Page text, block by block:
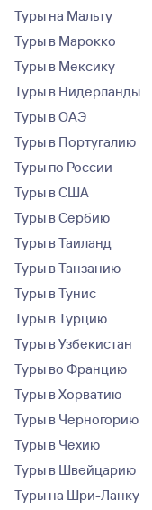
Туры на Мальту
Туры в Марокко
Туры в Мексику
Туры в Нидерланды
Туры в ОАЭ
Туры в Португалию
Туры по России
Туры в США
Туры в Сербию
Туры в Таиланд
Туры в Танзанию
Туры в Тунис
Туры в Турцию
Туры в Узбекистан
Туры во Францию
Туры в Хорватию
Туры в Черногорию
Туры в Чехию
Туры в Швейцарию
Туры на Шри-Ланку